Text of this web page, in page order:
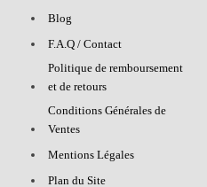
Blog
F.A.Q / Contact
Politique de remboursement
et de retours
Conditions Générales de
Ventes
Mentions Légales
Plan du Site